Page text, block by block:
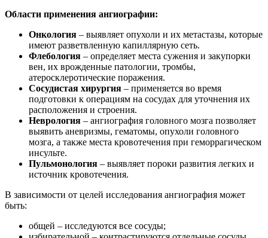
Области применения ангиографии:
Онкология – выявляет опухоли и их метастазы, которые
имеют разветвленную капиллярную сеть.
Флебология – определяет места сужения и закупорки
вен, их врожденные патологии, тромбы,
атеросклеротические поражения.
Сосудистая хирургия – применяется во время
подготовки к операциям на сосудах для уточнения их
расположения и строения.
Неврология – ангиография головного мозга позволяет
выявить аневризмы, гематомы, опухоли головного
мозга, а также места кровотечения при геморрагическом
инсульте.
Пульмонология – выявляет пороки развития легких и
источник кровотечения.
В зависимости от целей исследования ангиография может
быть:
общей – исследуются все сосуды;